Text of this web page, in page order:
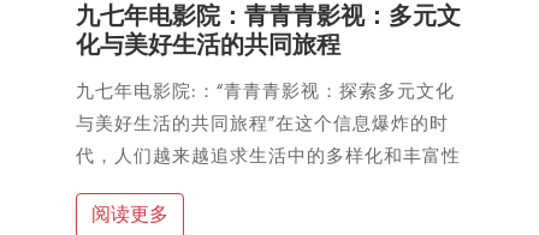
九七年电影院：青青青影视：多元文
化与美好生活的共同旅程
九七年电影院:：“青青青影视：探索多元文化
与美好生活的共同旅程”在这个信息爆炸的时
代，人们越来越追求生活中的多样化和丰富性
阅读更多